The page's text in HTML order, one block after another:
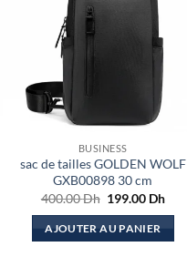
BUSINESS
sac de tailles GOLDEN WOLF
GXB00898 30 cm
400.00Dh Le
initial
était :
199.00 DhLe
AJOUTER AU PANIER